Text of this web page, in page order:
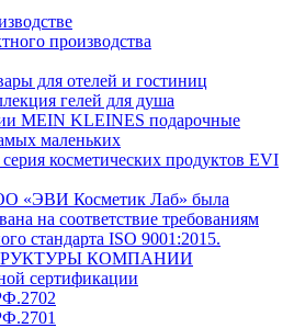
производства
для отелей и гостиниц
гелей для душа
MEIN KLEINES подарочные
маленьких
косметических продуктов EVI
«ЭВИ Косметик Лаб» была
на соответствие требованиям
стандарта ISO 9001:2015.
КОМПАНИИ
сертификации